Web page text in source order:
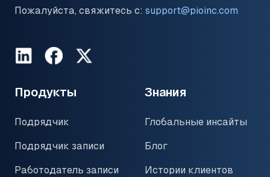
Пожалуйста, свяжитесь с: support@pioinc.com
LinkedInFacebookTwitter
Продукты
Подрядчик
Подрядчик записи
Работодатель записи
Знания
Глобальные инсайты
Блог
Истории клиентов